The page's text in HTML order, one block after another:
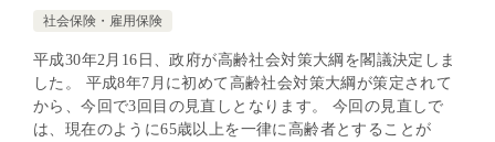
社会保険・雇用保険
平成30年2月16日、政府が高齢社会対策大綱を閣議決定しま
した。 平成8年7月に初めて高齢社会対策大綱が策定されて
から、今回で3回目の見直しとなります。 今回の見直しで
は、現在のように65歳以上を一律に高齢者とすることが